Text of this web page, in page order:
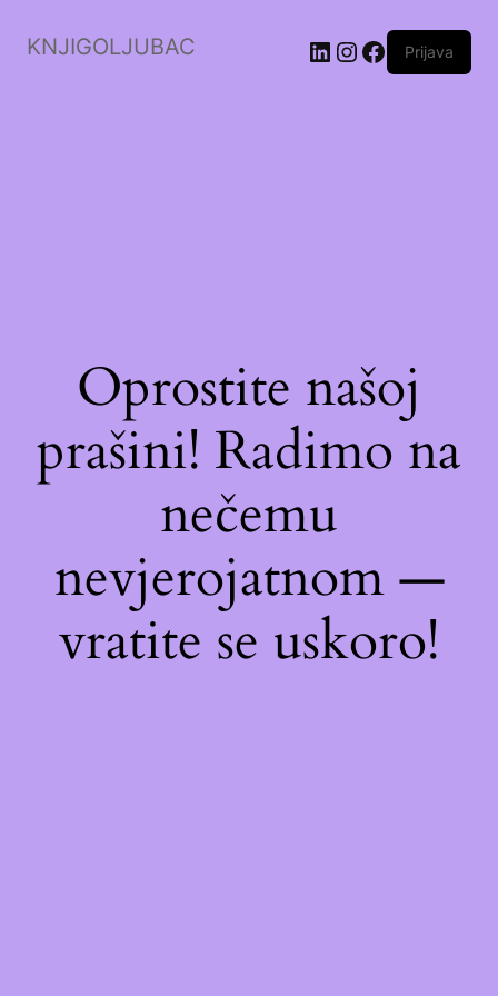
KNJIGOLJUBAC LinkedIn
Instagram
Facebook
Prijava
Oprostite našoj
prašini! Radimo na
nečemu
nevjerojatnom —
vratite se uskoro!